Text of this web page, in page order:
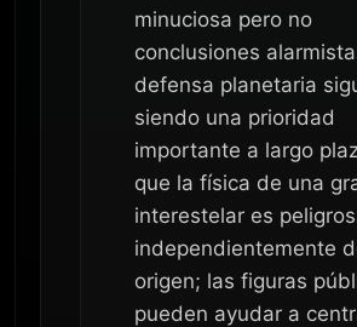
minuciosa pero no
conclusiones
defensa planetaria
siendo una prioridad
importante a largo
que la física de una
interestelar es
independientemente
origen; las figuras
pueden ayudar a